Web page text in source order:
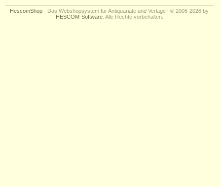
HescomShop - Das Webshopsystem für Antiquariate und Verlage | © 2006-2026 by
HESCOM-Software. Alle Rechte vorbehalten.